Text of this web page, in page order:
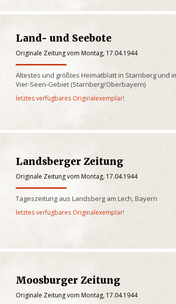
Land- und Seebote
Originale Zeitung vom Montag, 17.04.1944
Ältestes und größtes Heimatblatt in Starnberg und
Vier-Seen-Gebiet (Starnberg/Oberbayern)
letztes verfügbares Originalexemplar!
Landsberger Zeitung
Originale Zeitung vom Montag, 17.04.1944
Tageszeitung aus Landsberg am Lech, Bayern
letztes verfügbares Originalexemplar!
Moosburger Zeitung
Originale Zeitung vom Montag, 17.04.1944